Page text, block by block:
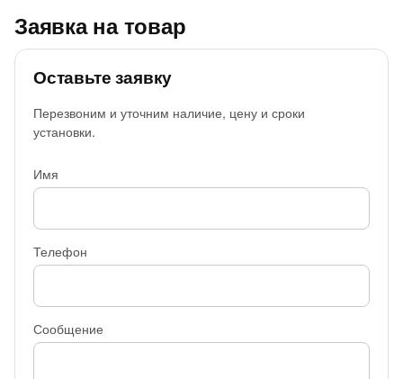
Заявка на товар
Оставьте заявку
Перезвоним и уточним наличие, цену и сроки
установки.
Имя
Телефон
Сообщение